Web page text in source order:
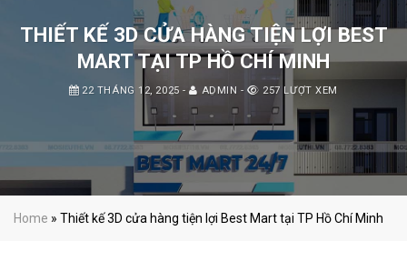
THIẾT KẾ 3D CỬA HÀNG TIỆN LỢI BEST
MART TẠI TP HỒ CHÍ MINH
22 THÁNG 12, 2025 - ADMIN - 257 LƯỢT XEM
Home » Thiết kế 3D cửa hàng tiện lợi Best Mart tại TP Hồ Chí Minh